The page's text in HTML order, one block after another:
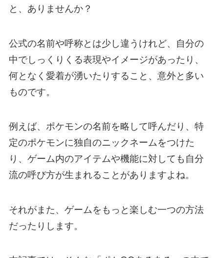
と、ありませんか？
公式の名前や呼称とは少し違うけれど、自分の
中でしっくりくる表現やイメージがあったり、
何となく愛着が湧いたりすること、意外と多い
ものです。
例えば、ポケモンの名前を略して呼んだり、特
定のポケモンに独自のニックネームをつけた
り、ゲーム内のアイテムや機能に対しても自分
流の呼び方が生まれることがありますよね。
それがまた、ゲームをもっと楽しむ一つの方法
だったりします。